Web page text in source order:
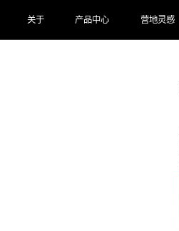
关于 产品中心 营地灵感